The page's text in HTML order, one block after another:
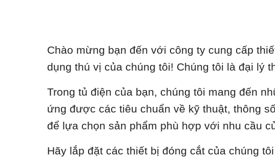
Chào mừng bạn đến với công ty cung cấp
dụng thú vị của chúng tôi! Chúng tôi là đại lý
Trong tủ điện của bạn, chúng tôi mang đến
ứng được các tiêu chuẩn về kỹ thuật, thông
để lựa chọn sản phẩm phù hợp với nhu cầu
Hãy lắp đặt các thiết bị đóng cắt của chúng